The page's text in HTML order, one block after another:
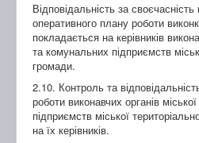
Відповідальність за
оперативного плану роботи
покладається на керівників
та комунальних підприємств
громади.
2.10. Контроль та
роботи виконавчих органів
підприємств міської
на їх керівників.